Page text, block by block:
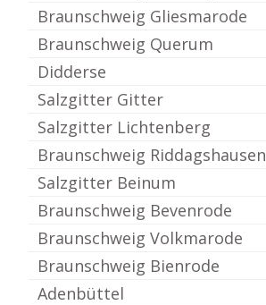
Braunschweig Gliesmarode
Braunschweig Querum
Didderse
Salzgitter Gitter
Salzgitter Lichtenberg
Braunschweig Riddagshausen
Salzgitter Beinum
Braunschweig Bevenrode
Braunschweig Volkmarode
Braunschweig Bienrode
Adenbüttel